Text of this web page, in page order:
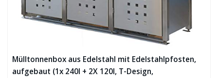
Mülltonnenbox aus Edelstahl mit Edelstahlpfosten,
aufgebaut (1x 240l + 2X 120l, T-Design,